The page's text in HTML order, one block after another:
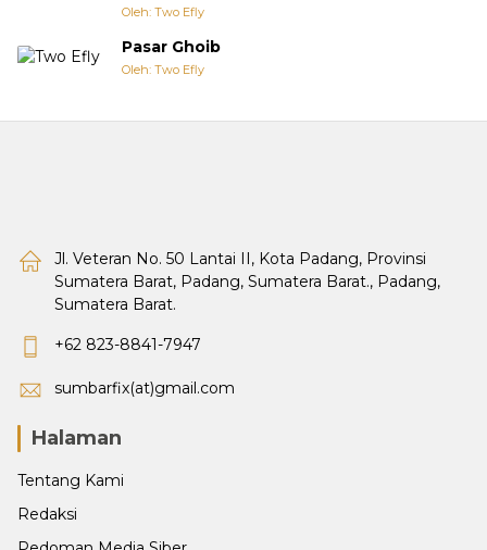
Oleh: Two Efly
Pasar Ghoib
Oleh: Two Efly
Jl. Veteran No. 50 Lantai II, Kota Padang, Provinsi
Sumatera Barat, Padang, Sumatera Barat., Padang,
Sumatera Barat.
+62 823-8841-7947
sumbarfix(at)gmail.com
Halaman
Tentang Kami
Redaksi